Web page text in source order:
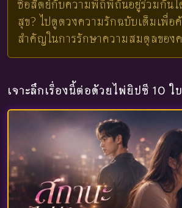
ซื่อสัตย์กับความพิถีพิถันอยู่ร่วมกันไ
สุข? ไปดูดวงความรักฉบับเต็มเพื่
สำคัญในการรักษาความสมดุลของ
เจาะลึกเรื่องนี้ต่อด้วยไพ่ยิปซี 10 ใบ